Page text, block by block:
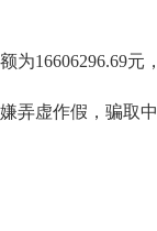
16606296.69
弄虚作假，骗